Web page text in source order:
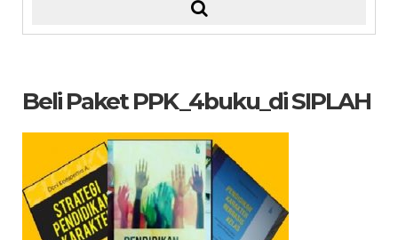
Beli Paket PPK_4buku_di SIPLAH